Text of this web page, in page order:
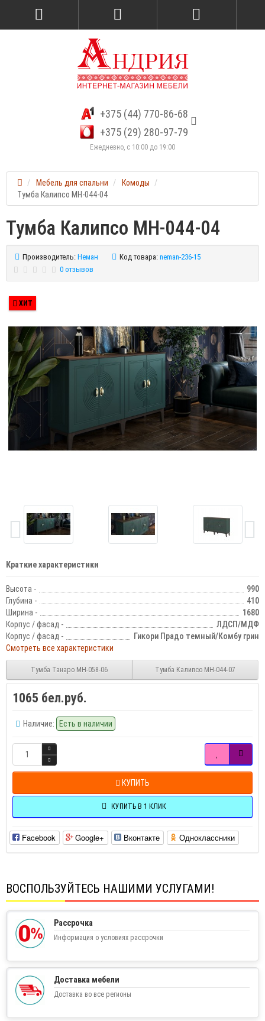
+375 (44) 770-86-68
+375 (29) 280-97-79
Ежедневно, с 10:00 до 19:00
Мебель для спальни
Комоды
Тумба Калипсо МН-044-04
Тумба Калипсо МН-044-04
Производитель: Неман Код товара: neman-236-15
0 отзывов
ХИТ
Краткие характеристики
Высота -
990
Глубина -
410
Ширина -
1680
Корпус / фасад -
ЛДСП/МДФ
Корпус / фасад -
Гикори Прадо темный/Комбу грин
Смотреть все характеристики
Тумба Танаро МН-058-06 Тумба Калипсо МН-044-07
1065 бел.руб.
Наличие: Есть в наличии
КУПИТЬ
КУПИТЬ В 1 КЛИК
Facebook Google+ Вконтакте Одноклассники
ВОСПОЛЬЗУЙТЕСЬ НАШИМИ УСЛУГАМИ!
Рассрочка
Информация о условиях рассрочки
Доставка мебели
Доставка во все регионы